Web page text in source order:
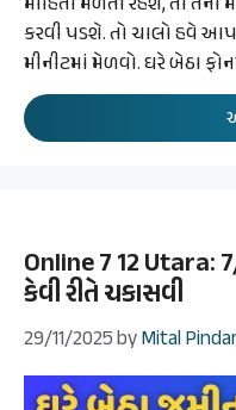
કરવી પડશે. તો ચાલો હવે
મીનીટમાં મેળવો. ઘરે બેઠા
Online 7 12 Utara:
કેવી રીતે ચકાસવી
29/11/2025byMital